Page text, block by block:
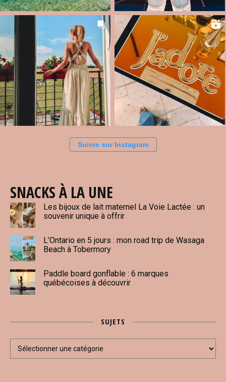
Suivre sur Instagram
SNACKS À LA UNE
Les bijoux de lait maternel La Voie Lactée : un
souvenir unique à offrir
L’Ontario en 5 jours : mon road trip de Wasaga
Beach à Tobermory
Paddle board gonflable : 6 marques
québécoises à découvrir
SUJETS